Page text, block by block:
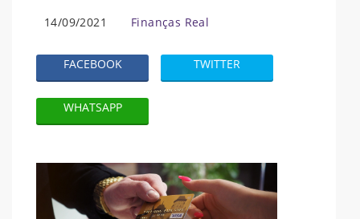
14/09/2021 Finanças Real
FACEBOOK TWITTER
WHATSAPP